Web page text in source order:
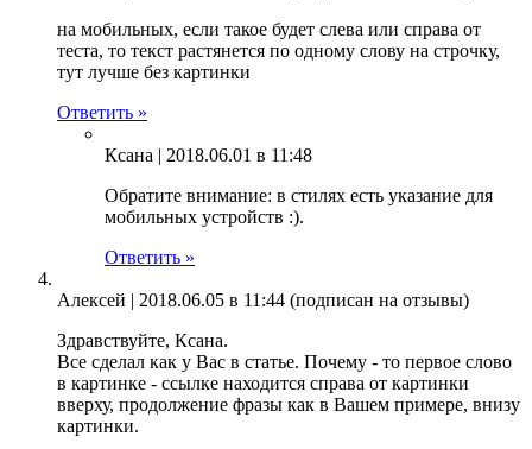
на мобильных, если такое будет слева или справа от
теста, то текст растянется по одному слову на строчку,
тут лучше без картинки
Ответить »
Ксана | 2018.06.01 в 11:48
Обратите внимание: в стилях есть указание для
мобильных устройств :).
Ответить »
Алексей | 2018.06.05 в 11:44 (подписан на отзывы)
Здравствуйте, Ксана.
Все сделал как у Вас в статье. Почему - то первое слово
в картинке - ссылке находится справа от картинки
вверху, продолжение фразы как в Вашем примере, внизу
картинки.